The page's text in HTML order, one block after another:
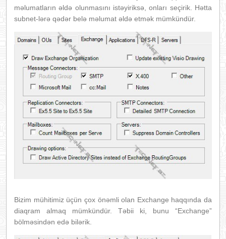
məlumatların əldə olunmasını istəyiriksə, onları seçirik. Hətta
subnet-lərə qədər belə məlumat əldə etmək mümkündür.
Bizim mühitimiz üçün çox önəmli olan Exchange haqqında da
diaqram almaq mümkündür. Təbii ki, bunu “Exchange”
bölməsindən edə bilərik.